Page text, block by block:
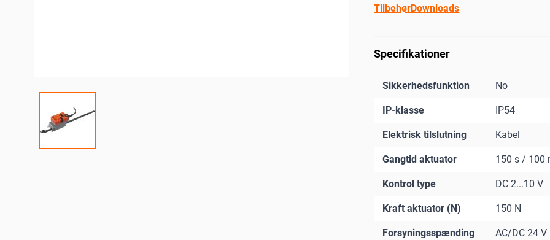
TilbehørDownloads
Specifikationer
Sikkerhedsfunktion No
IP-klasse IP54
Elektrisk tilslutning Kabel
Gangtid aktuator 150 s / 100
Kontrol type DC 2...10 V
Kraft aktuator (N) 150 N
Forsyningsspænding AC/DC 24 V